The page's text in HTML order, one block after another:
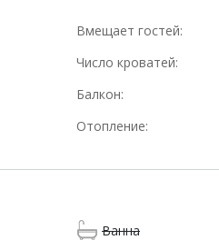
Вмещает гостей:
Число кроватей:
Балкон:
Отопление:
Ванна